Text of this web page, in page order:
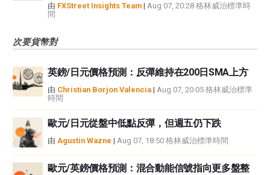
由 FXStreet Insights Team | Aug 07, 20:28 格林威治標準時
間
次要貨幣對
英鎊/日元價格預測：反彈維持在200日SMA上方
由 Christian Borjon Valencia | Aug 07, 20:05 格林威治標準
時間
歐元/日元從盤中低點反彈，但週五仍下跌
由 Agustin Wazne | Aug 07, 18:50 格林威治標準時間
歐元/英鎊價格預測：混合動能信號指向更多盤整